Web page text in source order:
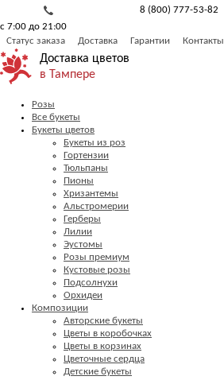
8 (800) 777-53-82
с 7:00 до 21:00
Статус заказа
Доставка Гарантии Контакты
Доставка цветов
в Тампере
Розы
Все букеты
Букеты цветов
Букеты из роз
Гортензии
Тюльпаны
Пионы
Хризантемы
Альстромерии
Герберы
Лилии
Эустомы
Розы премиум
Кустовые розы
Подсолнухи
Орхидеи
Композиции
Авторские букеты
Цветы в коробочках
Цветы в корзинах
Цветочные сердца
Детские букеты